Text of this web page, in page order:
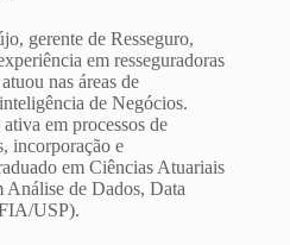
gerente de Resseguro,
em resseguradoras
nas áreas de
de Negócios.
em processos de
incorporação e
em Ciências Atuariais
de Dados, Data
USP).